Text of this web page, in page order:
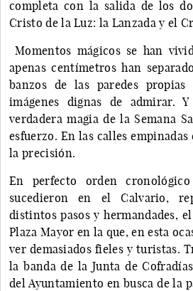
completa con la salida de los
Cristo de la Luz: la Lanzada y el
Momentos mágicos se han
apenas centímetros han
banzos de las paredes
imágenes dignas de admirar.
verdadera magia de la Semana
esfuerzo. En las calles
la precisión.
En perfecto orden
sucedieron en el Calvario,
distintos pasos y hermandades,
Plaza Mayor en la que, en esta
ver demasiados fieles y turistas.
la banda de la Junta de
del Ayuntamiento en busca de la